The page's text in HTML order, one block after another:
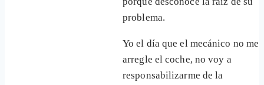
problema.
Yo el día que el mecánico no me
arregle el coche, no voy a
responsabilizarme de la